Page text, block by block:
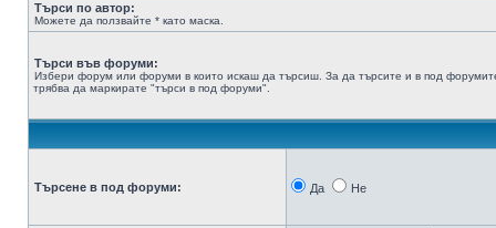
Търси по автор:
Можете да ползвайте * като маска.
Търси във форуми:
Избери форум или форуми в които искаш да търсиш. За да търсите и в под
трябва да маркирате "търси в под форуми".
Търсене в под форуми: Да Не